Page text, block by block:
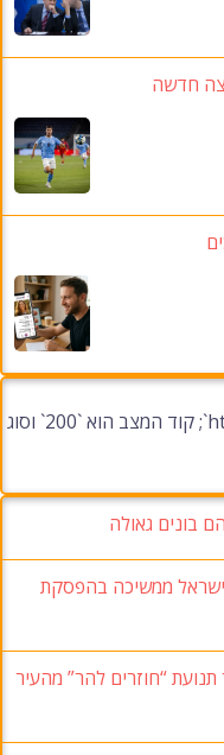
חדשה
`http://www.israelhayom.co.il/rss.xml`; קוד המצב הוא `200` וסוג
בונים גאולה
ממשיכה בהפסקת
“חוזרים להר” מהעיר